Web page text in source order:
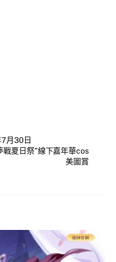
7月30日
戰夏日祭”線下嘉年華cos
美圖賞